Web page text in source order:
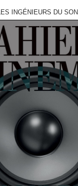
LES INGÉNIEURS DU SON